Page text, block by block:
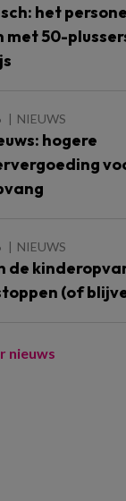
het
met 50-
NIEUWS
hogere
NIEUWS
de
(of
nieuws